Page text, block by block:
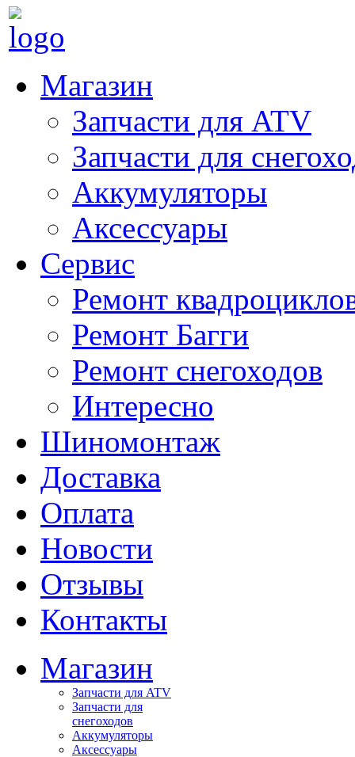
Магазин
Запчасти для ATV
Запчасти для
Аккумуляторы
Аксессуары
Сервис
Ремонт
Ремонт Багги
Ремонт снегоходов
Интересно
Шиномонтаж
Доставка
Оплата
Новости
Отзывы
Контакты
Магазин
Запчасти для ATV
Запчасти для
снегоходов
Аккумуляторы
Аксессуары